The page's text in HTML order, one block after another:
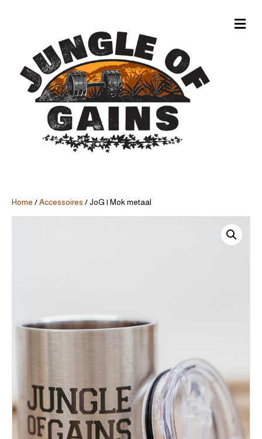
M
e
Home /Accessoires / JoG | Mok metaal